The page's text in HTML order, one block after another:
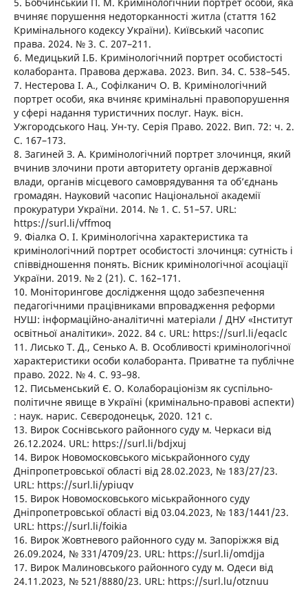
5. Бобчинський П. М. Кримінологічний портрет особи, яка
вчиняє порушення недоторканності житла (стаття 162
Кримінального кодексу України). Київський часопис
права. 2024. № 3. С. 207–211.
6. Медицький І.Б. Кримінологічний портрет особистості
колаборанта. Правова держава. 2023. Вип. 34. С. 538–545.
7. Нестерова І. А., Софілканич О. В. Кримінологічний
портрет особи, яка вчиняє кримінальні правопорушення
у сфері надання туристичних послуг. Наук. вісн.
Ужгородського Нац. Ун-ту. Серія Право. 2022. Вип. 72: ч. 2.
С. 167–173.
8. Загиней З. А. Кримінологічний портрет злочинця, який
вчинив злочини проти авторитету органів державної
влади, органів місцевого самоврядування та об’єднань
громадян. Науковий часопис Національної академії
прокуратури України. 2014. № 1. С. 51–57. URL:
https://surl.li/vffmoq
9. Фіалка О. І. Кримінологічна характеристика та
кримінологічний портрет особистості злочинця: сутність і
співвідношення понять. Вісник кримінологічної асоціації
України. 2019. № 2 (21). С. 162–171.
10. Моніторингове дослідження щодо забезпечення
педагогічними працівниками впровадження реформи
НУШ: інформаційно-аналітичні матеріали / ДНУ «Інститут
освітньої аналітики». 2022. 84 с. URL: https://surl.li/eqaclc
11. Лисько Т. Д., Сенько А. В. Особливості кримінологічної
характеристики особи колаборанта. Приватне та публічне
право. 2022. № 4. С. 93–98.
12. Письменський Є. О. Колабораціонізм як суспільно-
політичне явище в Україні (кримінально-правові аспекти)
: наук. нарис. Сєвєродонецьк, 2020. 121 с.
13. Вирок Соснівського районного суду м. Черкаси від
26.12.2024. URL: https://surl.li/bdjxuj
14. Вирок Новомосковського міськрайонного суду
Дніпропетровської області від 28.02.2023, № 183/27/23.
URL: https://surl.li/ypiuqv
15. Вирок Новомосковського міськрайонного суду
Дніпропетровської області від 03.04.2023, № 183/1441/23.
URL: https://surl.li/foikia
16. Вирок Жовтневого районного суду м. Запоріжжя від
26.09.2024, № 331/4709/23. URL: https://surl.li/omdjja
17. Вирок Малиновського районного суду м. Одеси від
24.11.2023, № 521/8880/23. URL: https://surl.lu/otznuu